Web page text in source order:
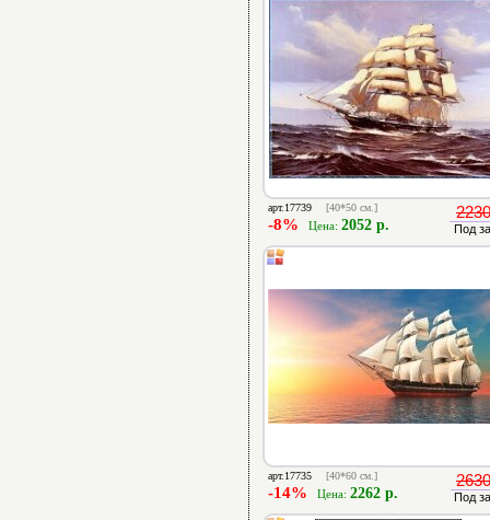
арт.17739 [40*50 см.]
-8% Цена: 2052 р. Под
арт.17735 [40*60 см.]
-14% Цена: 2262 р. Под